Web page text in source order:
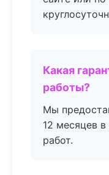
Какая
работы?
Мы
12 месяцев
работ.